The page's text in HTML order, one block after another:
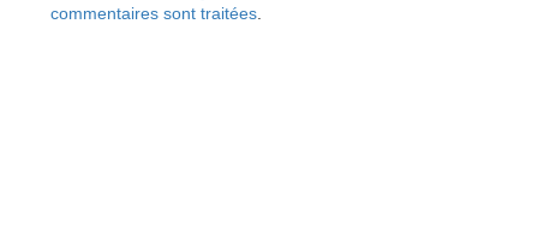
commentaires sont traitées